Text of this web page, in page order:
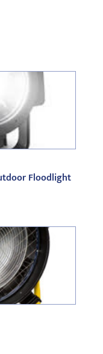
Floodlight